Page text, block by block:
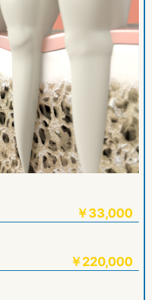
￥33,000
￥220,000